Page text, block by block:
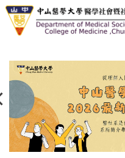
跳
到
容
區